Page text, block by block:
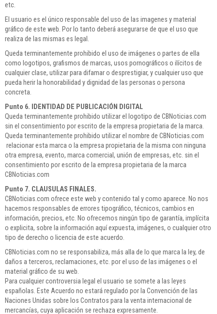
etc.
El usuario es el único responsable del uso de las imagenes y material
gráfico de este web. Por lo tanto deberá asegurarse de que el uso que
realiza de las mismas es legal.
Queda terminantemente prohibido el uso de imágenes o partes de ella
como logotipos, grafismos de marcas, usos pornográficos o ilícitos de
cualquier clase, utilizar para difamar o desprestigiar, y cualquier uso que
pueda herir la honorabilidad y dignidad de las personas o persona
concreta.
Punto 6. IDENTIDAD DE PUBLICACIÓN DIGITAL
Queda terminantemente prohibido utilizar el logotipo de CBNoticias.com
sin el consentimiento por escrito de la empresa propietaria de la marca.
Queda terminantemente prohibido utilizar el nombre de CBNoticias.com
relacionar esta marca o la empresa propietaria de la misma con ninguna
otra empresa, evento, marca comercial, unión de empresas, etc. sin el
consentimiento por escrito de la empresa propietaria de la marca
CBNoticias.com
Punto 7. CLAUSULAS FINALES.
CBNoticias.com ofrece este web y contenido tal y como aparece. No nos
hacemos responsables de errores tipográfico, técnicos, cambios en
información, precios, etc. No ofrecemos ningún tipo de garantía, implícita
o explicita, sobre la información aquí expuesta, imágenes, o cualquier otro
tipo de derecho o licencia de este acuerdo.
CBNoticias.com no se responsabiliza, más alla de lo que marca la ley, de
daños a terceros, reclamaciones, etc. por el uso de las imágenes o el
material gráfico de su web.
Para cualquier controversia legal el usuario se somete a las leyes
españolas. Este Acuerdo no estará regulado por la Convención de las
Naciones Unidas sobre los Contratos para la venta internacional de
mercancías, cuya aplicación se rechaza expresamente.